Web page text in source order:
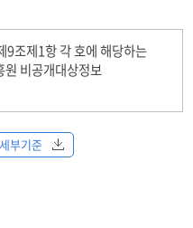
9조제1항 각 호에 해당하는
비공개대상정보
부기준